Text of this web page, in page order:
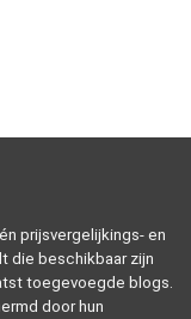
prijsvergelijkings- en
die beschikbaar zijn
toegevoegde blogs.
door hun